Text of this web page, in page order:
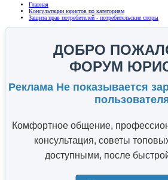
Главная
Консультации юристов по категориям
Защита прав потребителей - потребительские споры
ДОБРО
ФОРУМ
Реклама Не показывается
Комфортное общение,
консультация, советы
доступными, после